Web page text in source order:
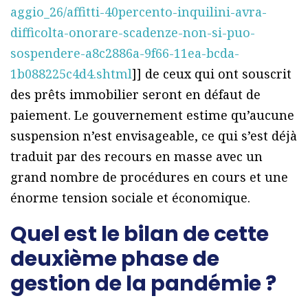
aggio_26/affitti-40percento-inquilini-avra-
difficolta-onorare-scadenze-non-si-puo-
sospendere-a8c2886a-9f66-11ea-bcda-
1b088225c4d4.shtml]] de ceux qui ont souscrit
des prêts immobilier seront en défaut de
paiement. Le gouvernement estime qu’aucune
suspension n’est envisageable, ce qui s’est déjà
traduit par des recours en masse avec un
grand nombre de procédures en cours et une
énorme tension sociale et économique.
Quel est le bilan de cette
deuxième phase de
gestion de la pandémie ?